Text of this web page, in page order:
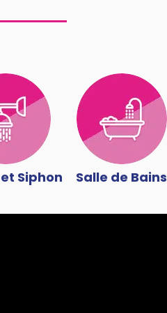
Siphon Salle de Bains